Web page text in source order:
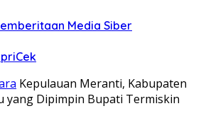
Media Siber
Kepulauan Meranti, Kabupaten
yang Dipimpin Bupati Termiskin